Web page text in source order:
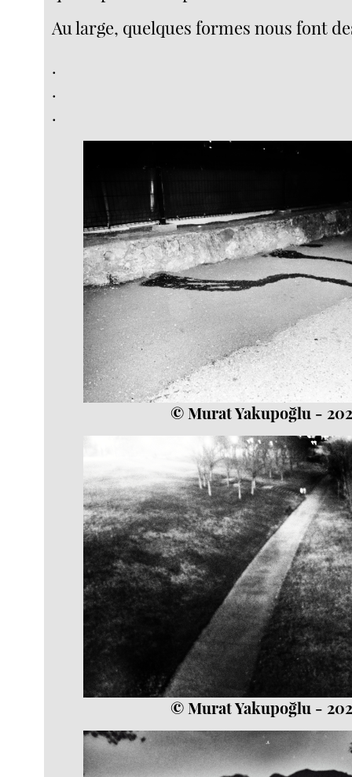
Au large, quelques formes nous font
.
.
.
© Murat Yakupoğlu -
© Murat Yakupoğlu -